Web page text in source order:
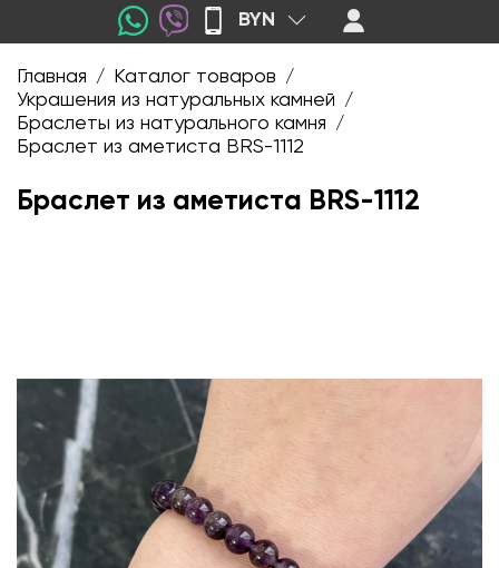
BYN
Главная / Каталог товаров /
Украшения из натуральных камней /
Браслеты из натурального камня /
Браслет из аметиста BRS-1112
Браслет из аметиста BRS-1112